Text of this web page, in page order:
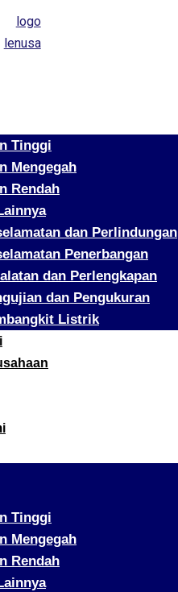
Tinggi
Mengegah
Rendah
dan Perlindungan
Penerbangan
dan Perlengkapan
dan Pengukuran
Listrik
Tinggi
Mengegah
Rendah